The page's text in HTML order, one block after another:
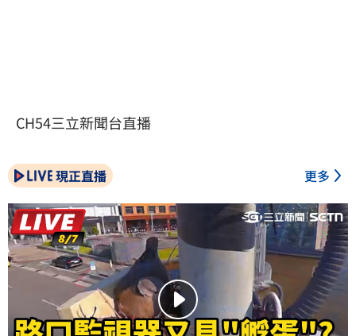
CH54三立新聞台直播
現正直播 更多